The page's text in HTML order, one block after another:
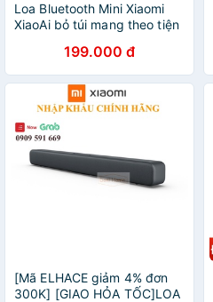
Loa Bluetooth Mini Xiaomi
XiaoAi bỏ túi mang theo tiện
199.000 đ
[Mã ELHACE giảm 4% đơn
300K] [GIAO HỎA TỐC]LOA